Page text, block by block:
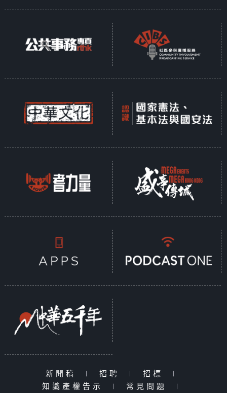
新聞稿 | 招聘 | 招標
|
知識產權告示
| 常見問題 |